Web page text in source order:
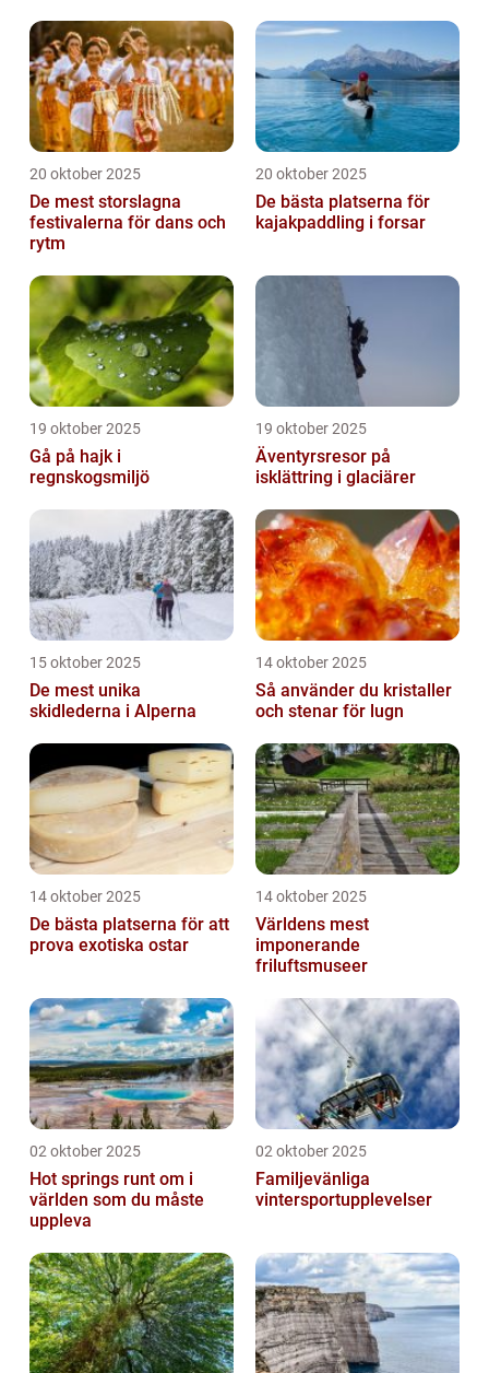
20 oktober 2025
De mest storslagna
festivalerna för dans och
rytm
20 oktober 2025
De bästa platserna för
kajakpaddling i forsar
19 oktober 2025
Gå på hajk i
regnskogsmiljö
19 oktober 2025
Äventyrsresor på
isklättring i glaciärer
15 oktober 2025
De mest unika
skidlederna i Alperna
14 oktober 2025
Så använder du kristaller
och stenar för lugn
14 oktober 2025
De bästa platserna för att
prova exotiska ostar
14 oktober 2025
Världens mest
imponerande
friluftsmuseer
02 oktober 2025
Hot springs runt om i
världen som du måste
uppleva
02 oktober 2025
Familjevänliga
vintersportupplevelser